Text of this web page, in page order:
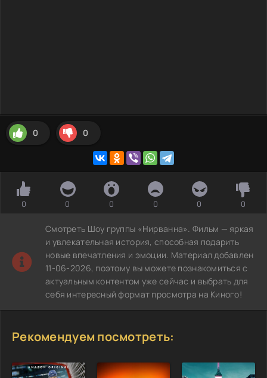
0 0
0 0 0 0 0 0
Смотреть Шоу группы «Нирванна». Фильм — яркая
и увлекательная история, способная подарить
новые впечатления и эмоции. Материал добавлен
11-06-2026, поэтому вы можете познакомиться с
актуальным контентом уже сейчас и выбрать для
себя интересный формат просмотра на Киного!
Рекомендуем посмотреть: